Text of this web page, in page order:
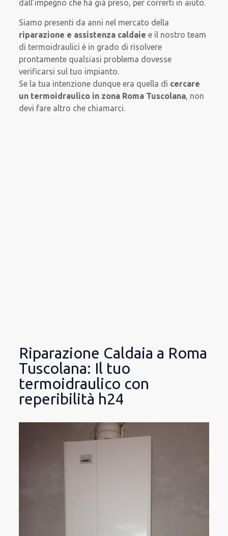
dall’impegno che ha già preso, per correrti in aiuto.
Siamo presenti da anni nel mercato della
riparazione e assistenza caldaie e il nostro team
di termoidraulici è in grado di risolvere
prontamente qualsiasi problema dovesse
verificarsi sul tuo impianto.
Se la tua intenzione dunque era quella di cercare
un termoidraulico in zona Roma Tuscolana, non
devi fare altro che chiamarci.
Riparazione Caldaia a Roma
Tuscolana: Il tuo
termoidraulico con
reperibilità h24